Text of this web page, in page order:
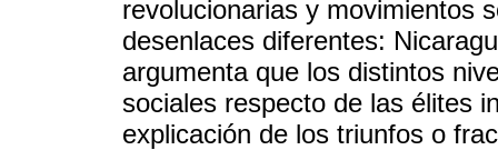
revolucionarias y movimientos
desenlaces diferentes:
argumenta que los distintos
sociales respecto de las élites
explicación de los triunfos o